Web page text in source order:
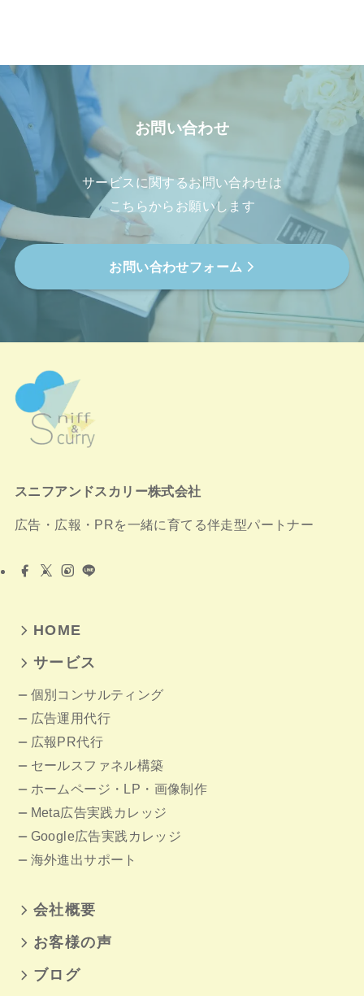
お問い合わせ
サービスに関するお問い合わせは
こちらからお願いします
お問い合わせフォーム
スニフアンドスカリー株式会社
広告・広報・PRを一緒に育てる伴走型パートナー
HOME
サービス
個別コンサルティング
広告運用代行
広報PR代行
セールスファネル構築
ホームページ ・LP・画像制作
Meta広告実践カレッジ
Google広告実践カレッジ
海外進出サポート
会社概要
お客様の声
ブログ